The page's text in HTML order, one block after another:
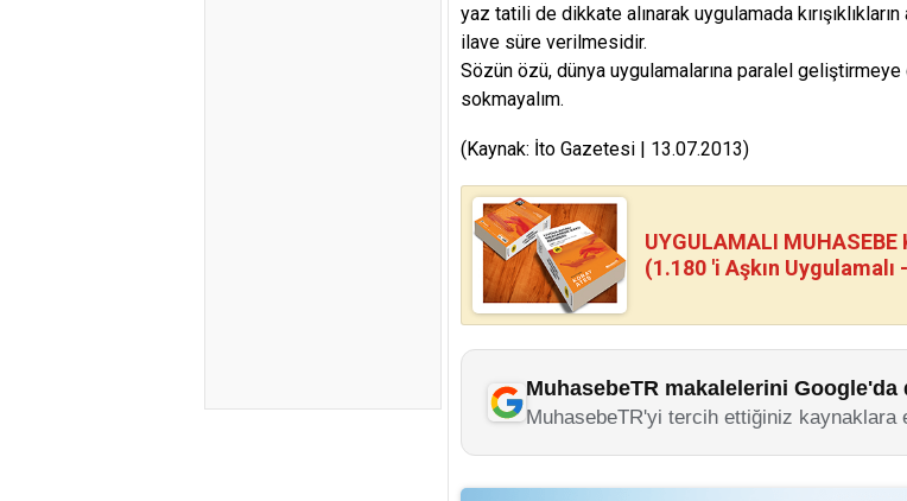
yaz tatili de dikkate alınarak uygulamada
ilave süre verilmesidir.
Sözün özü, dünya uygulamalarına paralel geliştirmeye
sokmayalım.
(Kaynak: İto Gazetesi | 13.07.2013)
UYGULAMALI MUHASEBE
(1.180 'i Aşkın Uygulamalı
MuhasebeTR makalelerini Google'da
MuhasebeTR'yi tercih ettiğiniz